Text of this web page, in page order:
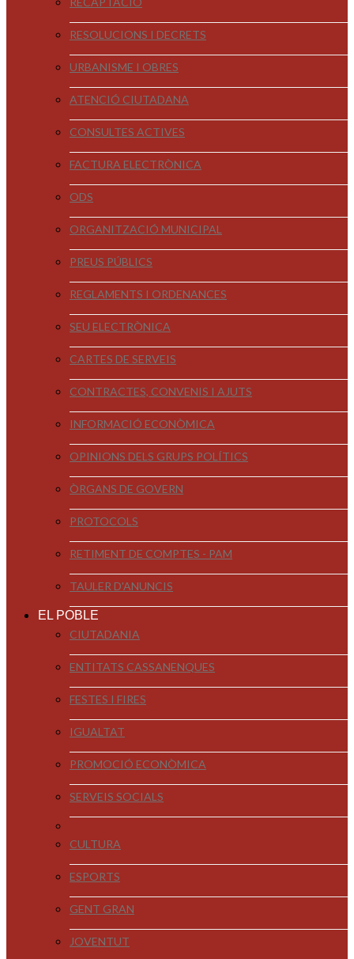
RESOLUCIONS I DECRETS
URBANISME I OBRES
ATENCIÓ CIUTADANA
CONSULTES ACTIVES
FACTURA ELECTRÒNICA
ODS
ORGANITZACIÓ MUNICIPAL
PREUS PÚBLICS
REGLAMENTS I ORDENANCES
SEU ELECTRÒNICA
CARTES DE SERVEIS
CONTRACTES, CONVENIS I AJUTS
INFORMACIÓ ECONÒMICA
OPINIONS DELS GRUPS POLÍTICS
ÒRGANS DE GOVERN
PROTOCOLS
RETIMENT DE COMPTES - PAM
TAULER D'ANUNCIS
EL POBLE
CIUTADANIA
ENTITATS CASSANENQUES
FESTES I FIRES
IGUALTAT
PROMOCIÓ ECONÒMICA
SERVEIS SOCIALS
CULTURA
ESPORTS
GENT GRAN
JOVENTUT